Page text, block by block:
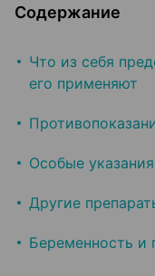
Содержание
Что из себя
его применяют
Особые
Другие
Беременность и